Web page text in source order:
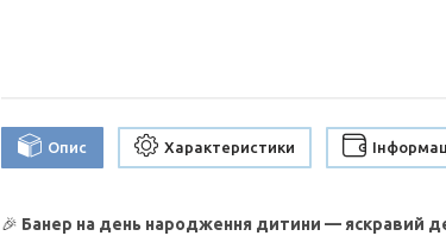
Опис Характеристики
🎉 Банер на день народження дитини — яскравий